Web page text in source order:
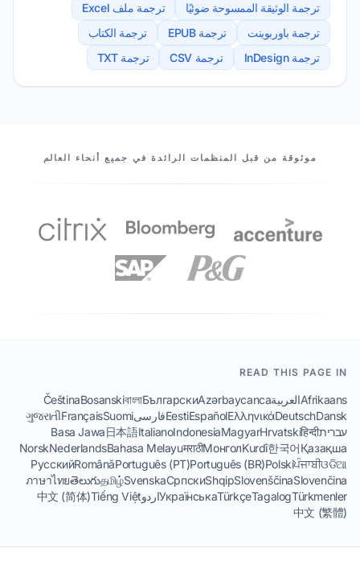
ترجمة الوثيقة الممسوحة ضوئيًا
ترجمة ملف Excel
ترجمة باوربوينت
ترجمة EPUB
ترجمة الكتاب
ترجمة InDesign
ترجمة CSV ترجمة TXT
موثوقة من قبل المنظمات الرائدة في جميع أنحاء العالم
READ THIS PAGE IN
AfrikaansالعربيةAzərbaycanca
Български
বাংলা
Bosanski
Čeština
Dansk
Deutsch
Ελληνικά
Español
EestiفارسیSuomi
Français
ગુજરાતી
עבריתहिन्दी
Hrvatski
Magyar
Indonesia
Italiano
日本語
Basa Jawa
Қазақша
한국어
Kurdî
Монгол
मराठी
Bahasa Melayu
Nederlands
Norsk
ଓଡିଆ
ਪੰਜਾਬੀ
Polski
Português (BR)
Português (PT)
Română
Русский
Slovenčina
Slovenščina
Shqip
Српски
Svenska
தமிழ்
తెలుగు
ภาษาไทย
Türkmenler
Tagalog
Türkçe
УкраїнськаاردوTiếng Việt
中文 (简体)
中文 (繁體)